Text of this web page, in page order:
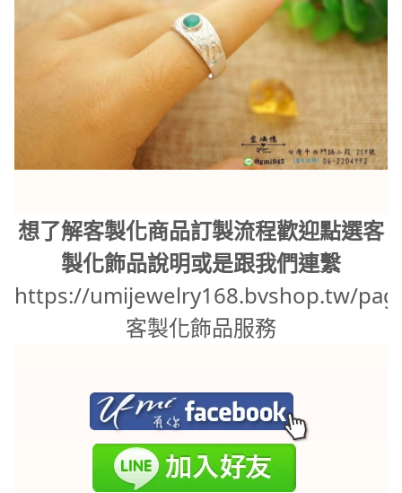
想了解客製化商品訂製流程歡迎點選客
製化飾品說明或是跟我們連繫
https://umijewelry168.bvshop.tw/
客製化飾品服務